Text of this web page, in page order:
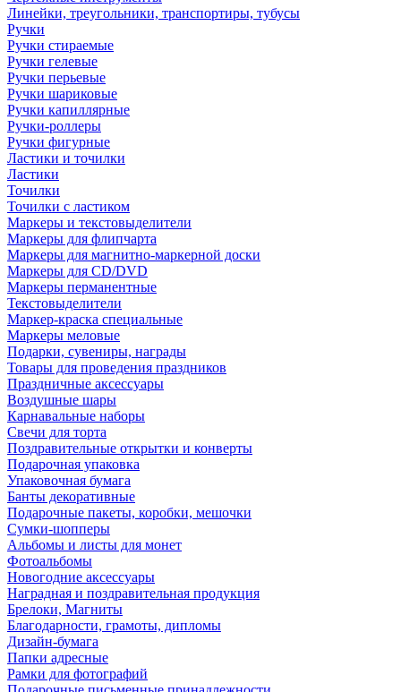
Линейки, треугольники, транспортиры, тубусы
Ручки
Ручки стираемые
Ручки гелевые
Ручки перьевые
Ручки шариковые
Ручки капиллярные
Ручки-роллеры
Ручки фигурные
Ластики и точилки
Ластики
Точилки
Точилки с ластиком
Маркеры и текстовыделители
Маркеры для флипчарта
Маркеры для магнитно-маркерной доски
Маркеры для CD/DVD
Маркеры перманентные
Текстовыделители
Маркер-краска специальные
Маркеры меловые
Подарки, сувениры, награды
Товары для проведения праздников
Праздничные аксессуары
Воздушные шары
Карнавальные наборы
Свечи для торта
Поздравительные открытки и конверты
Подарочная упаковка
Упаковочная бумага
Банты декоративные
Подарочные пакеты, коробки, мешочки
Сумки-шопперы
Альбомы и листы для монет
Фотоальбомы
Новогодние аксессуары
Наградная и поздравительная продукция
Брелоки, Магниты
Благодарности, грамоты, дипломы
Дизайн-бумага
Папки адресные
Рамки для фотографий